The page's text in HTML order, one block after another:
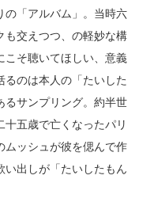
の「アルバム」。当時六
も交えつつ、の軽妙な構
こそ聴いてほしい、意義
のは本人の「たいした
るサンプリング。約半世
五歳で亡くなったパリ
ムッシュが彼を偲んで作
い出しが「たいしたもん